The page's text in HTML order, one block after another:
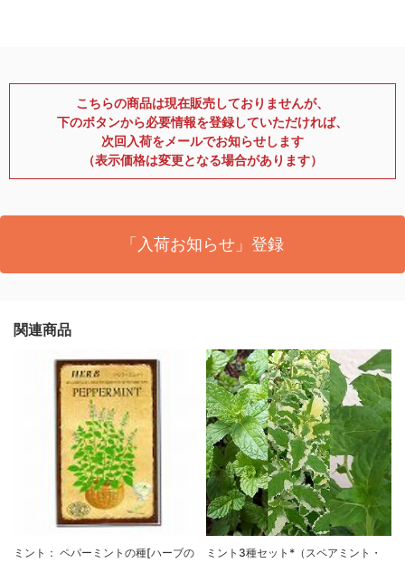
こちらの商品は現在販売しておりませんが、
下のボタンから必要情報を登録していただければ、
次回入荷をメールでお知らせします
（表示価格は変更となる場合があります）
「入荷お知らせ」登録
関連商品
ミント： ペパーミントの種[ハーブの
ミント3種セット*（スペアミント・